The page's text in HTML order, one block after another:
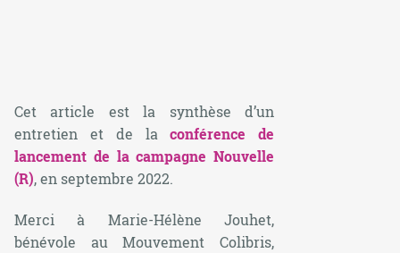
Cet article est la synthèse d’un
entretien et de laconférence de
lancement de la campagne Nouvelle
(R), en septembre 2022.
Merci à Marie-Hélène Jouhet,
bénévole au Mouvement Colibris,